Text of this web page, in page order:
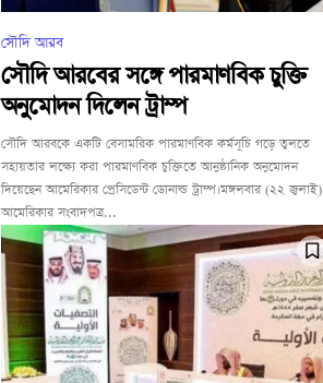
সৌদি আরব
সৌদি আরবের সঙ্গে পারমাণবিক চুক্তি
অনুমোদন দিলেন ট্রাম্প
সৌদি আরবকে একটি বেসামরিক পারমাণবিক কর্মসূচি গড়ে তুলতে
সহায়তার লক্ষ্যে করা পারমাণবিক চুক্তিতে আনুষ্ঠানিক অনুমোদন
দিয়েছেন আমেরিকার প্রেসিডেন্ট ডোনাল্ড ট্রাম্প।মঙ্গলবার (২২ জুলাই)
আমেরিকার সংবাদপত্র...